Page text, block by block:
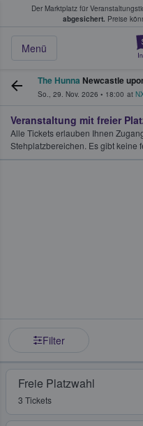
Der Marktplatz für
abgesichert. Preise
Menü
Tickets kaufen
The Hunna Newcastle
So., 29. Nov. 2026 • 18:00 at
Veranstaltung mit freier
Alle Tickets erlauben Ihnen
Stehplatzbereichen. Es gibt keine
Filter
Freie Platzwahl
3 Tickets